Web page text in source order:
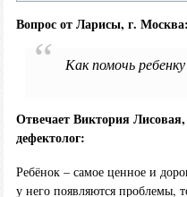
Вопрос от Ларисы, г. Москва:
Как помочь
Отвечает Виктория
дефектолог:
Ребёнок – самое ценное и
у него появляются проблемы,